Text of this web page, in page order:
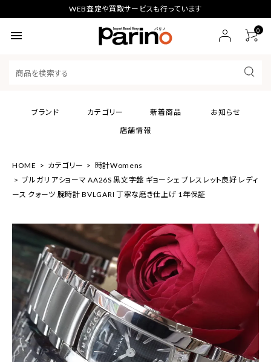
WEB査定や買取サービスも行っています
menu 0
ブランド カテゴリー 新着商品
お知らせ
店舗情報
HOME カテゴリー
時計Womens
ブルガリ アショーマ AA26S 黒文字盤 ギョーシェ ブレスレット良好 レディ
ース クォーツ 腕時計 BVLGARI 丁寧な磨き仕上げ 1年保証